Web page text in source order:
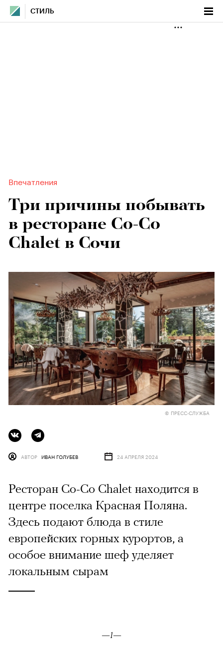
СТИЛЬ
Впечатления
Три причины побывать
в ресторане Co-Co
Chalet в Сочи
© ПРЕСС-СЛУЖБА
АВТОР ИВАН ГОЛУБЕВ 24 АПРЕЛЯ 2024
Ресторан Co-Co Chalet находится в
центре поселка Красная Поляна.
Здесь подают блюда в стиле
европейских горных курортов, а
особое внимание шеф уделяет
локальным сырам
—1—